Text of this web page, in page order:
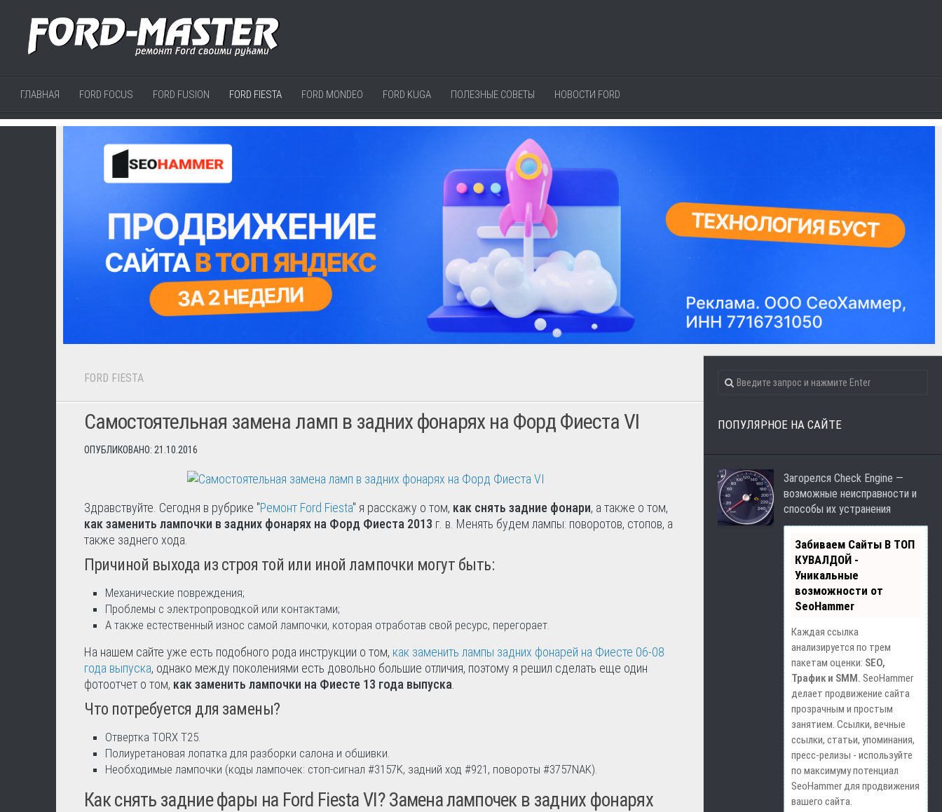
ГЛАВНАЯ FORD FOCUS FORD FUSION FORD FIESTA FORD MONDEO FORD KUGA ПОЛЕЗНЫЕ СОВЕТЫ НОВОСТИ FORD
FORD FIESTA
Самостоятельная замена ламп в задних фонарях на Форд Фиеста VI
ОПУБЛИКОВАНО: 21.10.2016
Здравствуйте. Сегодня в рубрике "Ремонт Ford Fiesta" я расскажу о том, как снять задние фонари, а также о том,
как заменить лампочки в задних фонарях на Форд Фиеста 2013 г. в. Менять будем лампы: поворотов, стопов, а
также заднего хода.
Причиной выхода из строя той или иной лампочки могут быть:
Механические повреждения;
Проблемы с электропроводкой или контактами;
А также естественный износ самой лампочки, которая отработав свой ресурс, перегорает.
На нашем сайте уже есть подобного рода инструкции о том, как заменить лампы задних фонарей на Фиесте 06-08
года выпуска, однако между поколениями есть довольно большие отличия, поэтому я решил сделать еще один
фотоотчет о том, как заменить лампочки на Фиесте 13 года выпуска
Что потребуется для замены?
Отвертка TORX Т25.
Полиуретановая лопатка для разборки салона и обшивки.
Необходимые лампочки (коды лампочек: стоп-сигнал #3157K, задний ход #921, повороты #3757NAK).
Как снять задние фары на Ford Fiesta VI? Замена лампочек в задних фонарях
ПОПУЛЯРНОЕ НА САЙТЕ
Загорелся Check Engine —
возможные неисправности и
способы их устранения
Забиваем Сайты В ТОП
КУВАЛДОЙ -
Уникальные
возможности от
SeoHammer
Каждая ссылка
анализируется по трем
пакетам оценки: SEO,
Трафик и SMM. SeoHammer
делает продвижение сайта
прозрачным и простым
занятием. Ссылки, вечные
ссылки, статьи, упоминания,
пресс-релизы - используйте
по максимуму потенциал
SeoHammer для продвижения
вашего сайта.